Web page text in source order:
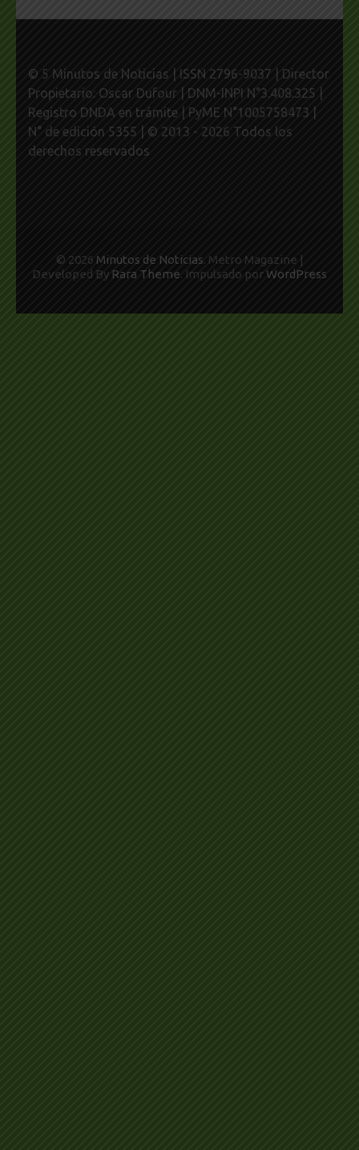
© 5 Minutos de Noticias | ISSN 2796-9037 | Director
Propietario: Oscar Dufour | DNM-INPI N°3.408.325 |
Registro DNDA en trámite | PyME N°1005758473 |
N° de edición 5355 | © 2013 - 2026 Todos los
derechos reservados
© 2026 Minutos de Noticias. Metro Magazine |
Developed By Rara Theme. Impulsado por WordPress